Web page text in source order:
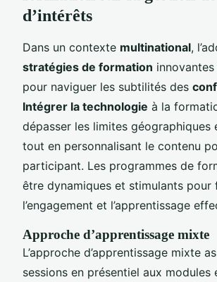
d’intérêts
Dans un contexte multinational,
stratégies de formation
pour naviguer les subtilités des
Intégrer la technologie à la
dépasser les limites géographiques
tout en personnalisant le contenu
participant. Les programmes de
être dynamiques et stimulants pour
l’engagement et l’apprentissage
Approche d’apprentissage mixte
L’approche d’apprentissage mixte
sessions en présentiel aux modules